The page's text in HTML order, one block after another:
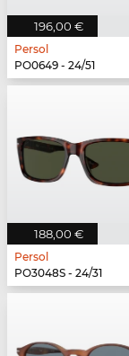
196,00 €
Persol
PO0649 - 24/51
188,00 €
Persol
PO3048S - 24/31